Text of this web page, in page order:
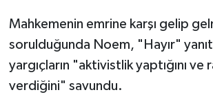
Mahkemenin emrine karşı gelip
sorulduğunda Noem, "Hayır"
yargıçların "aktivistlik yaptığını ve
verdiğini" savundu.